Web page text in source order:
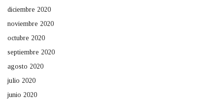
diciembre 2020
noviembre 2020
octubre 2020
septiembre 2020
agosto 2020
julio 2020
junio 2020